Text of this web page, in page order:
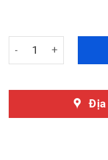
Màn Hình Android
Địa